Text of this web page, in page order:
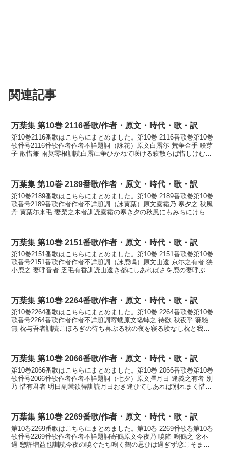
関連記事
万葉集 第10巻 2116番歌/作者・原文・時代・歌・訳
第10巻2116番歌はこちらにまとめました。第10巻 2116番歌巻第10巻
歌番号2116番歌作者作者不詳題詞（詠花）原文白露尓 荒争金手 咲芽
子 散惜兼 雨莫零根訓読白露に争ひかねて咲ける萩散らば惜しけむ雨
万葉集 第10巻 2189番歌/作者・原文・時代・歌・訳
第10巻2189番歌はこちらにまとめました。第10巻 2189番歌巻第10巻
歌番号2189番歌作者作者不詳題詞（詠黄葉）原文露霜乃 寒夕之 秋風
丹 黄葉尓来毛 妻梨之木者訓読露霜の寒き夕の秋風にもみちにけらし
万葉集 第10巻 2151番歌/作者・原文・時代・歌・訳
第10巻2151番歌はこちらにまとめました。第10巻 2151番歌巻第10巻
歌番号2151番歌作者作者不詳題詞（詠鹿鳴）原文山遠 京尓之有者 狭
小鹿之 妻呼音者 乏毛有香訓読山遠き都にしあればさを鹿の妻呼ぶ声
万葉集 第10巻 2264番歌/作者・原文・時代・歌・訳
第10巻2264番歌はこちらにまとめました。第10巻 2264番歌巻第10巻
歌番号2264番歌作者作者不詳題詞寄蟋原文蟋蟀之 待歡 秋夜乎 寐驗
無 枕与吾者訓読こほろぎの待ち喜ぶる秋の夜を寝る験なし枕と我れ
万葉集 第10巻 2066番歌/作者・原文・時代・歌・訳
第10巻2066番歌はこちらにまとめました。第10巻 2066番歌巻第10巻
歌番号2066番歌作者作者不詳題詞（七夕）原文擇月日 逢義之有者 別
乃 惜有君者 明日副裳欲得訓読月日おき逢ひてしあれば別れまく惜し
万葉集 第10巻 2269番歌/作者・原文・時代・歌・訳
第10巻2269番歌はこちらにまとめました。第10巻 2269番歌巻第10巻
歌番号2269番歌作者作者不詳題詞寄鶴原文今夜乃 暁降 鳴鶴之 念不
過 戀許増益也訓読今夜の暁ぐたち鳴く鶴の思ひは過ぎず恋こそまさ